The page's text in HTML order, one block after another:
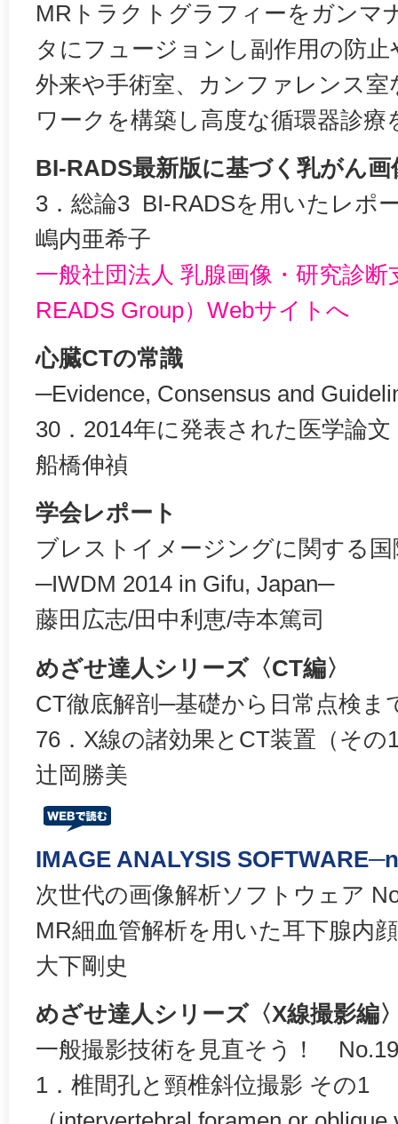
MRトラクトグラフィーをガンマ
タにフュージョンし副作用の防止
外来や手術室、カンファレンス
ワークを構築し高度な循環器診療
BI-RADS最新版に基づく乳がん
3．総論3 BI-RADSを用いたレポ
嶋内亜希子
一般社団法人 乳腺画像・研究診
READS Group）Webサイトへ
心臓CTの常識
─Evidence, Consensus and
30．2014年に発表された医学論文
船橋伸禎
学会レポート
ブレストイメージングに関する
─IWDM 2014 in Gifu, Japan─
藤田広志/田中利恵/寺本篤司
めざせ達人シリーズ〈CT編〉
CT徹底解剖─基礎から日常点検ま
76．X線の諸効果とCT装置（その
辻岡勝美
IMAGE ANALYSIS
次世代の画像解析ソフトウェア
MR細血管解析を用いた耳下腺内
大下剛史
めざせ達人シリーズ〈X線撮影編
一般撮影技術を見直そう！
1．椎間孔と頸椎斜位撮影 その1